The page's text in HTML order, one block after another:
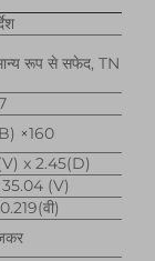
रूप से सफेद, TN
×160
x 2.45(D)
(V)